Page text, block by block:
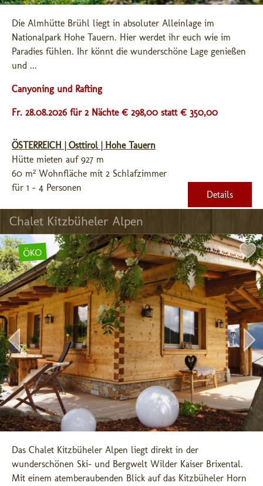
Die Almhütte Brühl liegt in absoluter Alleinlage im
Nationalpark Hohe Tauern. Hier werdet ihr euch wie im
Paradies fühlen. Ihr könnt die wunderschöne Lage genießen
und ...
Canyoning und Rafting
Fr. 28.08.2026 für 2 Nächte € 298,00 statt € 350,00
ÖSTERREICH | Osttirol | Hohe Tauern
Hütte mieten auf 927 m
60 m² Wohnfläche mit 2 Schlafzimmer
für 1 - 4 Personen
Details
Chalet Kitzbüheler Alpen
ÖKO
Das Chalet Kitzbüheler Alpen liegt direkt in der
wunderschönen Ski- und Bergwelt Wilder Kaiser Brixental.
Mit einem atemberaubenden Blick auf das Kitzbüheler Horn